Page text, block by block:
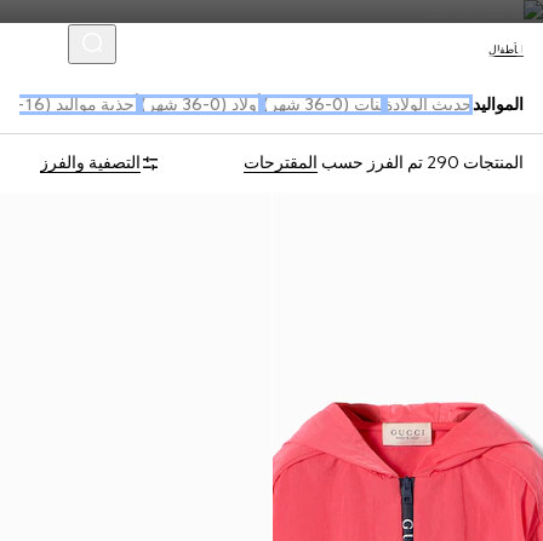
الأطفال
المواليدحديث الولادة بنات (0-36 شهر) أولاد (0-36 شهر) أحذية مواليد (16-19)
المنتجات 290 تم الفرز حسب المقترحات التصفية والفرز